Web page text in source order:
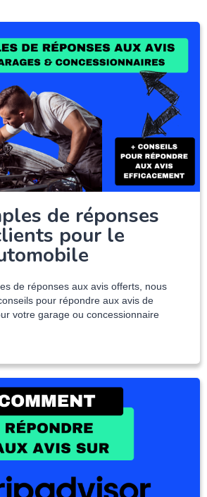
de réponses
pour le
de réponses aux avis offerts, nous
pour répondre aux avis de
votre garage ou concessionnaire